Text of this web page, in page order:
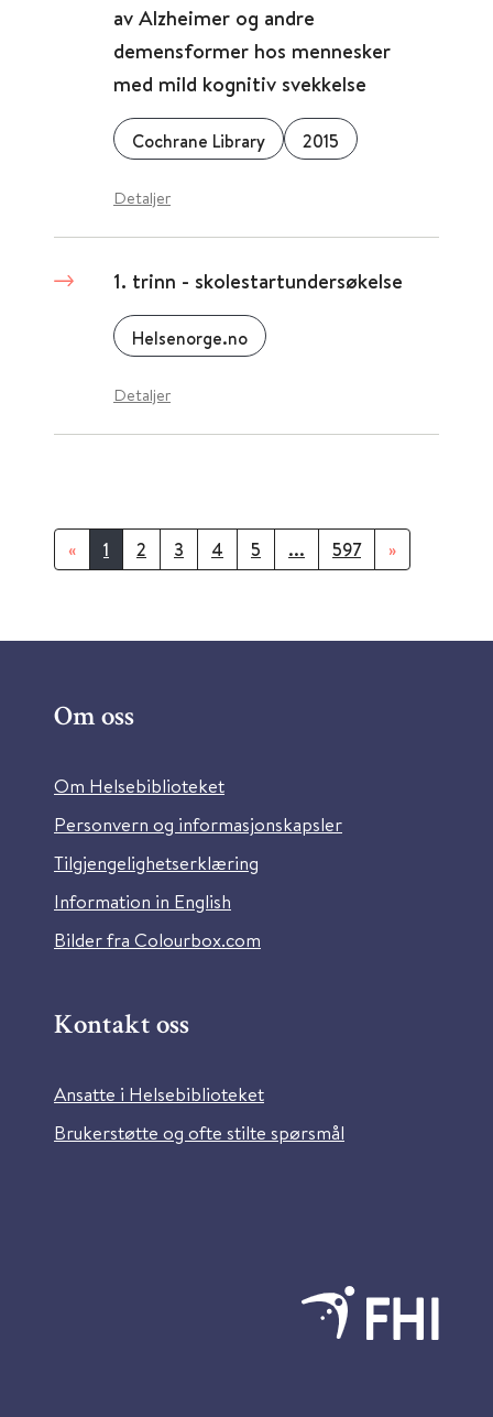
av Alzheimer og andre
demensformer hos mennesker
med mild kognitiv svekkelse
Cochrane Library 2015
Detaljer
1. trinn - skolestartundersøkelse
Helsenorge.no
Detaljer
« 1 2 3 4 5 ... 597 »
Om oss
Om Helsebiblioteket
Personvern og informasjonskapsler
Tilgjengelighetserklæring
Information in English
Bilder fra Colourbox.com
Kontakt oss
Ansatte i Helsebiblioteket
Brukerstøtte og ofte stilte spørsmål